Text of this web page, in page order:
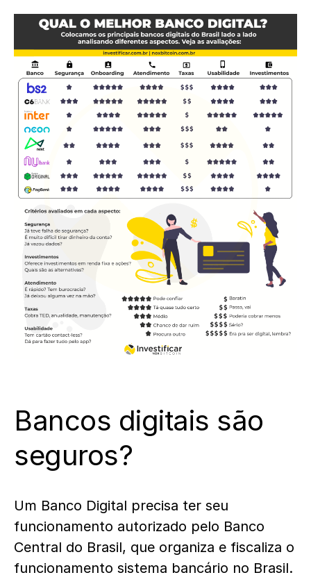
Bancos digitais são
seguros?
Um Banco Digital precisa ter seu
funcionamento autorizado pelo Banco
Central do Brasil, que organiza e fiscaliza o
funcionamento sistema bancário no Brasil.